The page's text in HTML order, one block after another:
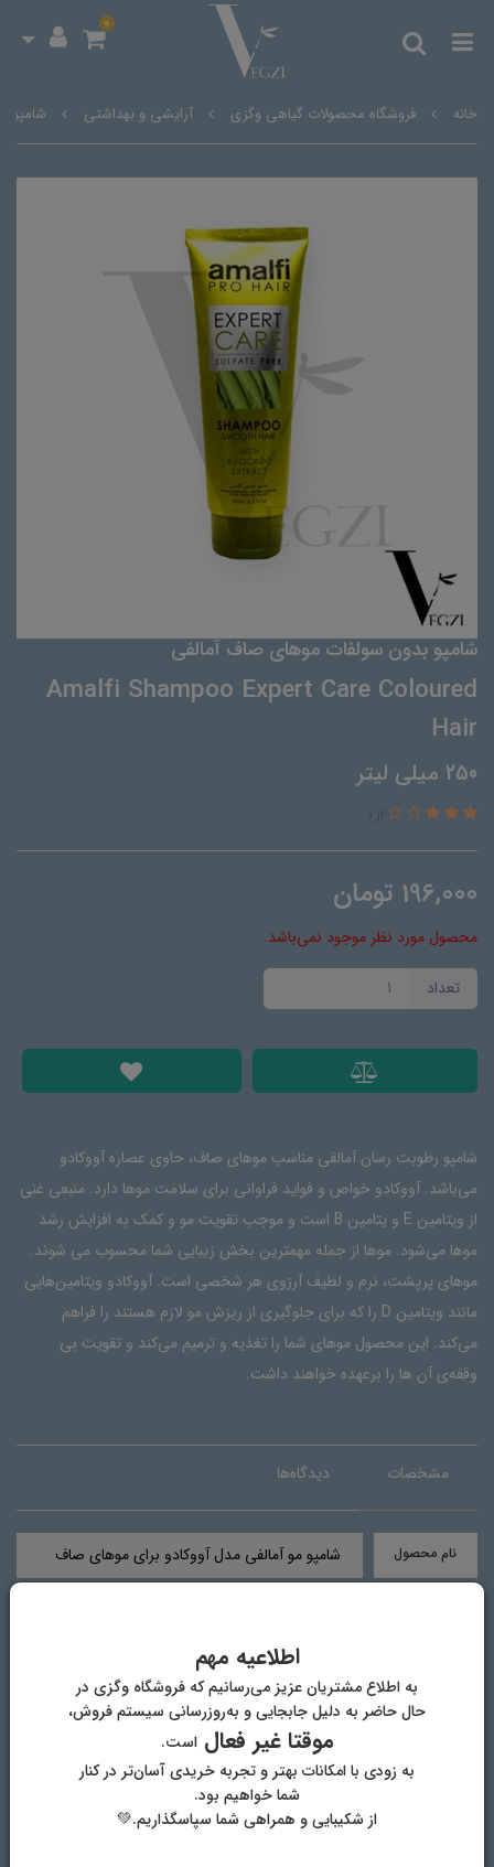
0
خانه فروشگاه محصولات گیاهی وگزی آرایشی و بهداشتی شامپو
شامپو بدون سولفات موهای صاف آمالفی
Amalfi Shampoo Expert Care Coloured
Hair
250 میلی لیتر
از 1
196,000 تومان
محصول مورد نظر موجود نمی‌باشد.
تعداد
شامپو رطوبت رسان آمالفی مناسب موهای صاف، حاوی عصاره آووکادو
می‌باشد. آووکادو خواص و فواید فراوانی برای سلامت موها دارد. منبعی غنی
از ویتامین E و یتامین B است و موجب تقویت مو و کمک به افزایش رشد
موها می‌شود. موها از جمله مهمترین بخش زیبایی شما محسوب می شوند.
موهای پرپشت، نرم و لطیف آرزوی هر شخصی است. آووکادو ویتامین‌هایی
مانند ویتامین D را که برای جلوگیری از ریزش مو لازم هستند را فراهم
می‌کند. این محصول موهای شما را تغذیه و ترمیم می‌کند و تقویت بی
وقفه‌ی آن ها را برعهده خواهند داشت.
مشخصات دیدگاه‌ها
نام محصول شامپو مو آمالفی مدل آووکادو برای موهای صاف
کشور مبدا اسپانیا
عملکرد
شامپو فاقد سولفات آمالفی، حاوی نارگیل بوده که
بافت موهای آسیب دیده را ترمیم می‌کند و سبب
رطوبت دهی عمیق به مو می‌شود. این محصول به
اطلاعیه مهم
به اطلاع مشتریان عزیز می‌رسانیم که فروشگاه وگزی در
حال حاضر به دلیل جابجایی و به‌روزرسانی سیستم فروش،
موقتا غیر فعالاست.
به زودی با امکانات بهتر و تجربه خریدی آسان‌تر در کنار
شما خواهیم بود.
از شکیبایی و همراهی شما سپاسگذاریم.💚